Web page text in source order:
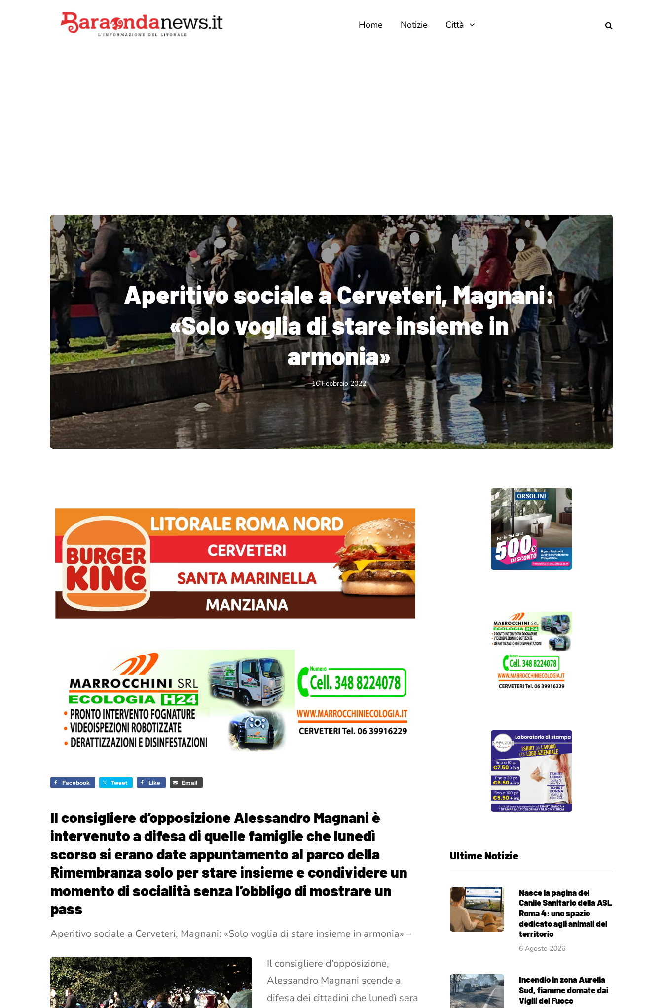
Home Notizie Città
Aperitivo sociale a Cerveteri, Magnani:
«Solo voglia di stare insieme in
armonia»
16 Febbraio 2022
Facebook Tweet Like Email
Il consigliere d’opposizione Alessandro Magnani è
intervenuto a difesa di quelle famiglie che lunedì
scorso si erano date appuntamento al parco della
Rimembranza solo per stare insieme e condividere un
momento di socialità senza l’obbligo di mostrare un
pass
Aperitivo sociale a Cerveteri, Magnani: «Solo voglia di stare insieme in armonia» –
Il consigliere d’opposizione,
Alessandro Magnani scende a
difesa dei cittadini che lunedì sera
Ultime Notizie
Nasce la pagina del
Canile Sanitario della ASL
Roma 4: uno spazio
dedicato agli animali del
territorio
6 Agosto 2026
Incendio in zona Aurelia
Sud, fiamme domate dai
Vigili del Fuoco